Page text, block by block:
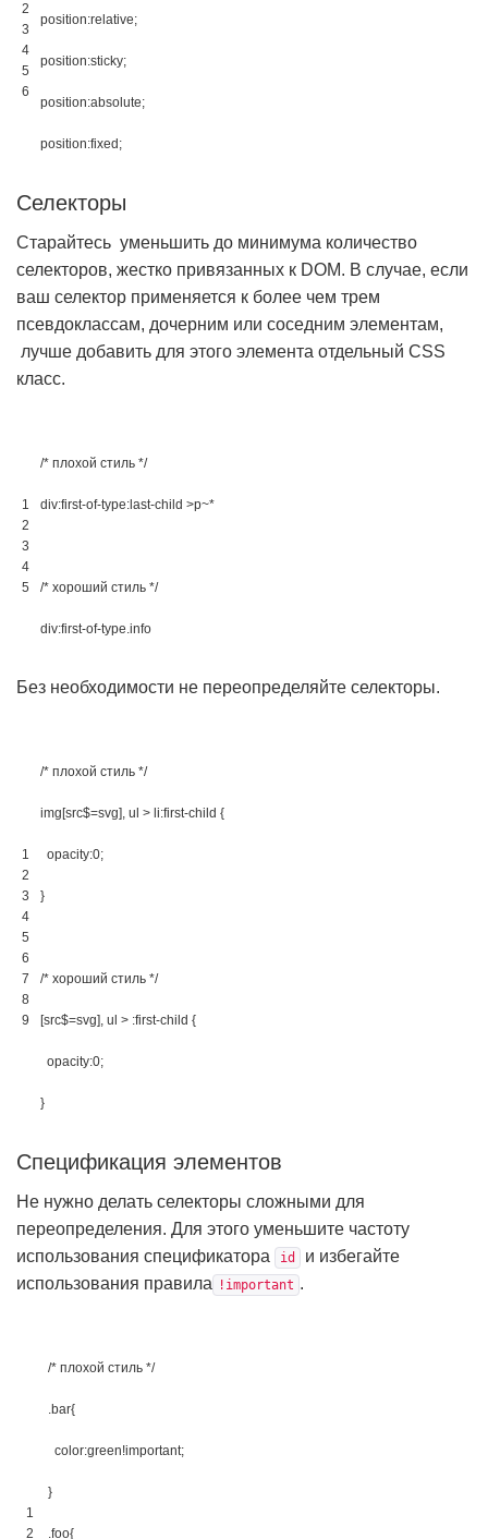
2
3
4
5
6
position:relative;
position:sticky;
position:absolute;
position:fixed ;
Селекторы
Старайтесь уменьшить до минимума количество
селекторов, жестко привязанных к DOM. В случае, если
ваш селектор применяется к более чем трем
псевдоклассам, дочерним или соседним элементам,
лучше добавить для этого элемента отдельный CSS
класс.
1
2
3
4
5
/* плохой стиль */
div:first-of-type: last-child >p~*
/* хороший стиль */
div:first-of-type.info
Без необходимости не переопределяйте селекторы.
1
2
3
4
5
6
7
8
9
/* плохой стиль */
img[src$=svg], ul > li:first-child {
opacity:0;
}
/* хороший стиль */
[src$=svg], ul > :first-child {
opacity:0;
}
Спецификация элементов
Не нужно делать селекторы сложными для
переопределения. Для этого уменьшите частоту
использования спецификатора
id
и избегайте
использования правила
!important .
1
2
/* плохой стиль */
.bar{
color:green!important;
}
.foo{